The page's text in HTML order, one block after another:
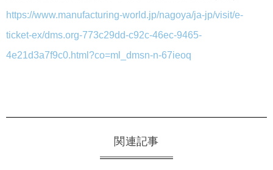
https://www.manufacturing-world.jp/nagoya/ja-jp/visit/e-
ticket-ex/dms.org-773c29dd-c92c-46ec-9465-
4e21d3a7f9c0.html?co=ml_dmsn-n-67ieoq
関連記事